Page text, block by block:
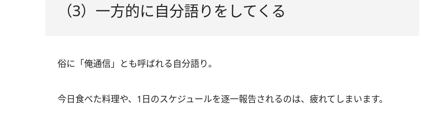
（3）一方的に自分語りをしてくる
俗に「俺通信」とも呼ばれる自分語り。
今日食べた料理や、1日のスケジュールを逐一報告されるのは、疲れてしまいます。